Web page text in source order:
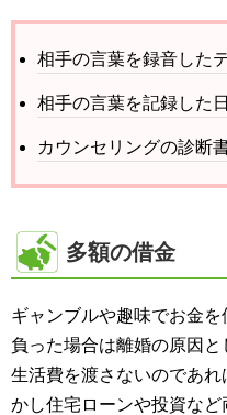
相手の言葉を録音した
相手の言葉を記録した
カウンセリングの診断
多額の借金
ギャンブルや趣味でお金
負った場合は離婚の原因
生活費を渡さないのであれ
かし住宅ローンや投資な